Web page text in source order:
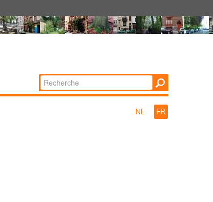
Chercher par
Recherche
NL FR